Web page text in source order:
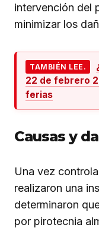
intervención del
minimizar los
TAMBIÉN LEE.
22 de febrero
ferias
Causas y
Una vez
realizaron una
determinaron
por pirotecnia